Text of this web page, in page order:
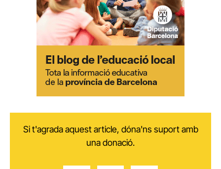
Si t'agrada aquest article, dóna'ns suport amb
una donació.